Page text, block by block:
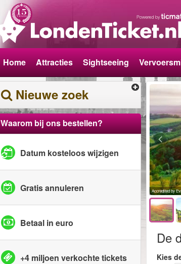
Home Attracties Sightseeing
Nieuwe zoek
Waarom bij ons bestellen?
Datum kosteloos wijzigen
Gratis annuleren
Betaal in euro
+4 miljoen verkochte tickets
Accredited by
De
Kies